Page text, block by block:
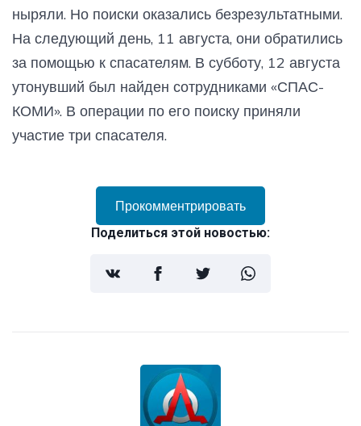
ныряли. Но поиски оказались безрезультатными.
На следующий день, 11 августа, они обратились
за помощью к спасателям. В субботу, 12 августа
утонувший был найден сотрудниками «СПАС-
КОМИ». В операции по его поиску приняли
участие три спасателя.
Прокомментрировать
Поделиться этой новостью: